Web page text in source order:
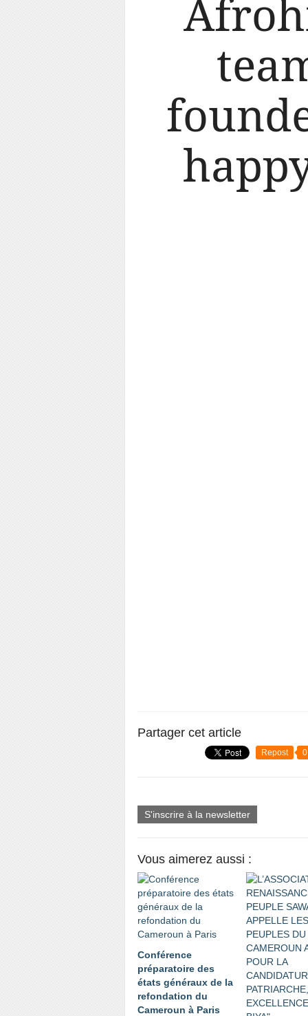
Partager cet article
Repost 0
S'inscrire à la newsletter
Vous aimerez aussi :
Conférence
préparatoire des
états généraux de la
refondation du
Cameroun à Paris